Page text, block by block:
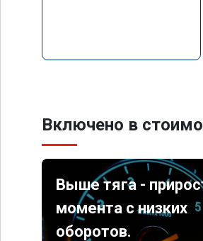
Включено в
Выше тяга -
момента с низких
оборотов.